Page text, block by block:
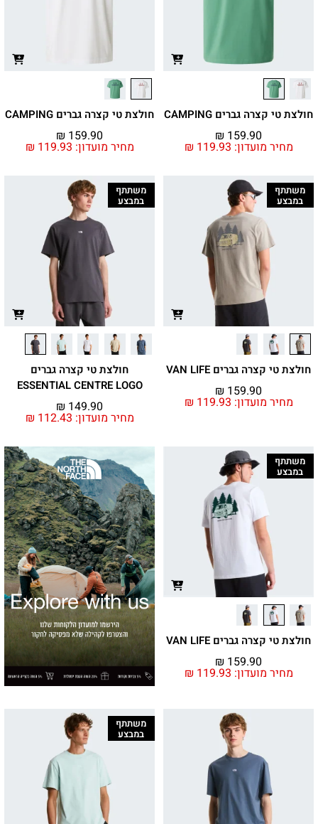
חולצת טי קצרה גברים CAMPING
מחיר מועדון: ₪ 119.93
₪ 159.90
חולצת טי קצרה גברים CAMPING
מחיר מועדון: ₪ 119.93
₪ 159.90
משתתף
במבצע
חולצת טי קצרה גברים VAN LIFE
מחיר מועדון: ₪ 119.93
₪ 159.90
משתתף
במבצע
חולצת טי קצרה גברים
ESSENTIAL CENTRE LOGO
מחיר מועדון: ₪ 112.43
₪ 149.90
משתתף
במבצע
חולצת טי קצרה גברים VAN LIFE
מחיר מועדון: ₪ 119.93
₪ 159.90
משתתף
במבצע